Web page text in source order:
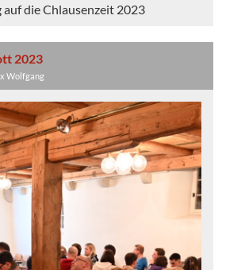
auf die Chlausenzeit 2023
2023
Wolfgang